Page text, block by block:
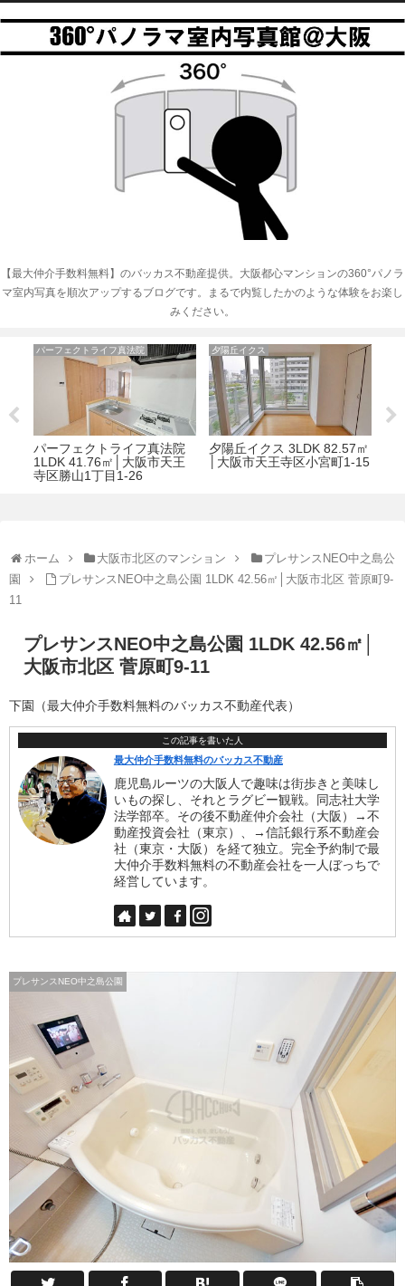
【最大仲介手数料無料】のバッカス不動産提供。大阪都心マンションの360°パノラ
マ室内写真を順次アップするブログです。まるで内覧したかのような体験をお楽し
みください。
82.57㎡
宮町1-15
コーシン本町橋
コーシン本町橋 1LDK 39.60
㎡｜大阪市中央区 本町橋1-
13
アーデンタワー西本町
アーデンタワー西本町
32.31㎡│大阪市西区阿波
ホーム 大阪市北区のマンション
プレサンスNEO中之島公
園
プレサンスNEO中之島公園 1LDK 42.56㎡│大阪市北区 菅原町9-
11
プレサンスNEO中之島公園 1LDK 42.56㎡│
大阪市北区 菅原町9-11
下園（最大仲介手数料無料のバッカス不動産代表）
この記事を書いた人
最大仲介手数料無料のバッカス不動産
鹿児島ルーツの大阪人で趣味は街歩きと美味し
いもの探し、それとラグビー観戦。同志社大学
法学部卒。その後不動産仲介会社（大阪）→不
動産投資会社（東京）、→信託銀行系不動産会
社（東京・大阪）を経て独立。完全予約制で最
大仲介手数料無料の不動産会社を一人ぼっちで
経営しています。
プレサンスNEO中之島公園